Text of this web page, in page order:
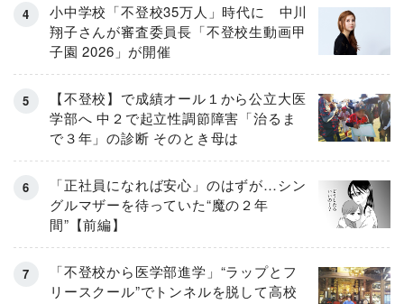
小中学校「不登校35万人」時代に 中川
翔子さんが審査委員長「不登校生動画甲
子園 2026」が開催
【不登校】で成績オール１から公立大医
学部へ 中２で起立性調節障害「治るま
で３年」の診断 そのとき母は
「正社員になれば安心」のはずが…シン
グルマザーを待っていた“魔の２年
間”【前編】
「不登校から医学部進学」“ラップとフ
リースクール”でトンネルを脱して高校